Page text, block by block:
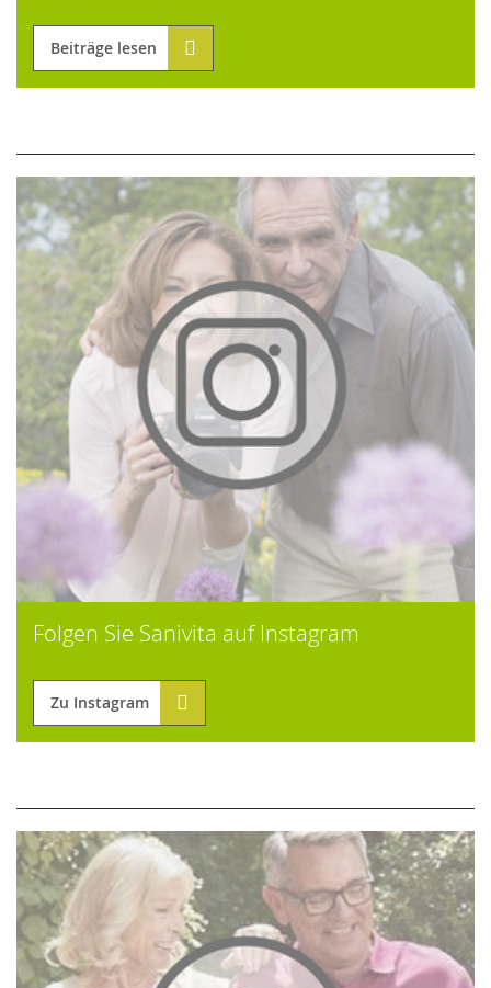
Beiträge lesen
Folgen Sie Sanivita auf Instagram
Zu Instagram